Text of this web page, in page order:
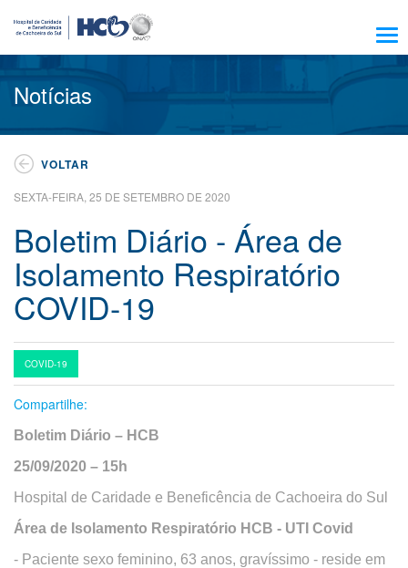
Sobre Nós
Amigo HCB
Notícias
Trabalhe Conosco
Residência, Ensino e Pesquisa
Nossos Serviços
Encontre seu médico
Pacientes e Visitantes
Escola HCB
Resultado de exames
O
você
procura?
Notícias
VOLTAR
SEXTA-FEIRA, 25 DE SETEMBRO DE 2020
Boletim Diário - Área de
Isolamento Respiratório
COVID-19
COVID-19
Compartilhe:
Boletim Diário – HCB
25/09/2020 – 15h
Hospital de Caridade e Beneficência de Cachoeira do Sul
Área de Isolamento Respiratório HCB - UTI Covid
- Paciente sexo feminino, 63 anos, gravíssimo - reside em